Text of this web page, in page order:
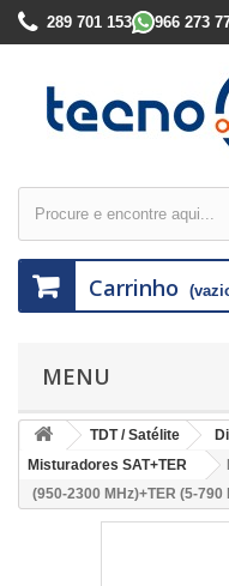
289 701 153 966 273
Carrinho
MENU
TDT / Satélite
Misturadores SAT+TER
(950-2300 MHz)+TER (5-